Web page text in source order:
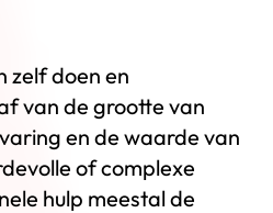
zelf doen en
van de grootte van
en de waarde van
of complexe
hulp meestal de